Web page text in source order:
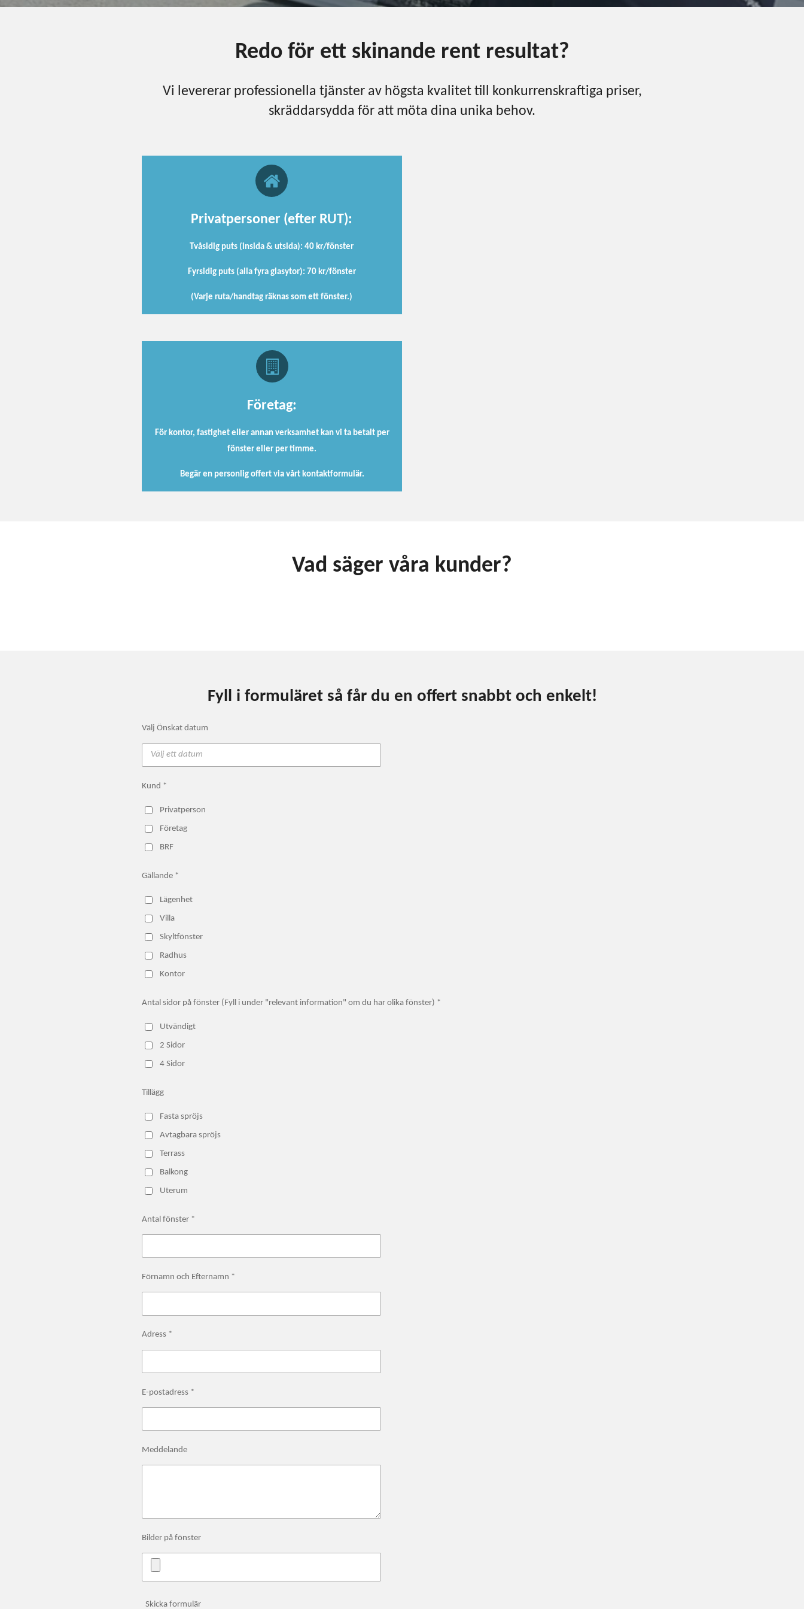
Redo för ett skinande rent resultat?
Vi levererar professionella tjänster av högsta kvalitet till konkurrenskraftiga priser,
skräddarsydda för att möta dina unika behov.
Privatpersoner (efter RUT):
Tvåsidig puts (insida & utsida): 40 kr/fönster
Fyrsidig puts (alla fyra glasytor): 70 kr/fönster
(Varje ruta/handtag räknas som ett fönster.)
Företag:
För kontor, fastighet eller annan verksamhet kan vi ta betalt per
fönster eller per timme.
Begär en personlig offert via vårt kontaktformulär.
Vad säger våra kunder?
Fyll i formuläret så får du en offert snabbt och enkelt!
Välj Önskat datum
Kund *
Privatperson
Företag
BRF
Gällande *
Lägenhet
Villa
Skyltfönster
Radhus
Kontor
Antal sidor på fönster (Fyll i under "relevant information" om du har olika fönster) *
Utvändigt
2 Sidor
4 Sidor
Tillägg
Fasta spröjs
Avtagbara spröjs
Terrass
Balkong
Uterum
Antal fönster *
Förnamn och Efternamn *
Adress *
E-postadress *
Meddelande
Bilder på fönster
Skicka formulär